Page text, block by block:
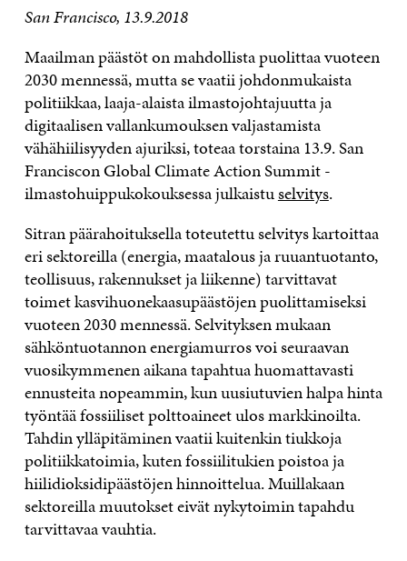
San Francisco, 13.9.2018
Maailman päästöt on mahdollista puolittaa vuoteen
2030 mennessä, mutta se vaatii johdonmukaista
politiikkaa, laaja-alaista ilmastojohtajuutta ja
digitaalisen vallankumouksen valjastamista
vähähiilisyyden ajuriksi, toteaa torstaina 13.9. San
Franciscon Global Climate Action Summit -
ilmastohuippukokouksessa julkaistuselvitys.
Sitran päärahoituksella toteutettu selvitys kartoittaa
eri sektoreilla (energia, maatalous ja ruuantuotanto,
teollisuus, rakennukset ja liikenne) tarvittavat
toimet kasvihuonekaasupäästöjen puolittamiseksi
vuoteen 2030 mennessä. Selvityksen mukaan
sähköntuotannon energiamurros voi seuraavan
vuosikymmenen aikana tapahtua huomattavasti
ennusteita nopeammin, kun uusiutuvien halpa hinta
työntää fossiiliset polttoaineet ulos markkinoilta.
Tahdin ylläpitäminen vaatii kuitenkin tiukkoja
politiikkatoimia, kuten fossiilitukien poistoa ja
hiilidioksidipäästöjen hinnoittelua. Muillakaan
sektoreilla muutokset eivät nykytoimin tapahdu
tarvittavaa vauhtia.